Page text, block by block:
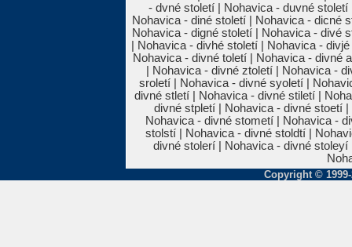
- dvné století | Nohavica - duvné
Nohavica - diné století | Nohavica - dicné
Nohavica - digné století | Nohavica - divé
| Nohavica - divhé století | Nohavica -
Nohavica - divné toletí | Nohavica - divné
| Nohavica - divné ztoletí | Nohavica -
sroletí | Nohavica - divné syoletí |
divné stletí | Nohavica - divné stiletí |
divné stpletí | Nohavica - divné stoetí
Nohavica - divné stometí | Nohavica -
stolstí | Nohavica - divné stoldtí |
divné stolerí | Nohavica - divné
Copyright ©